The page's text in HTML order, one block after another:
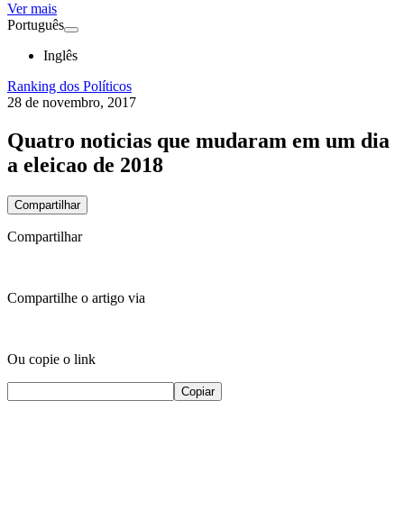
Ver mais
Português
Inglês
Ranking dos Políticos
28 de novembro, 2017
Quatro noticias que mudaram em um dia
a eleicao de 2018
Compartilhar
Compartilhar
Compartilhe o artigo via
Ou copie o link
Copiar